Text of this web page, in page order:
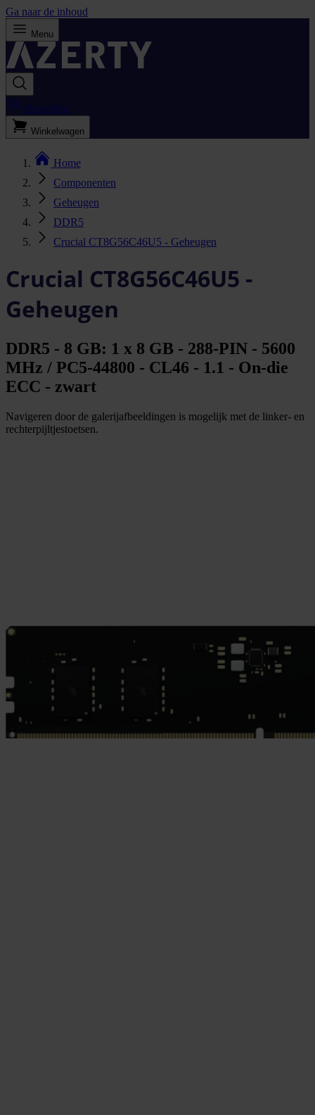
Ga naar de inhoud
Menu
Bestellijst
Winkelwagen
Home
Componenten
Geheugen
DDR5
Crucial CT8G56C46U5 - Geheugen
Crucial CT8G56C46U5 -
Geheugen
DDR5 - 8 GB: 1 x 8 GB - 288-PIN - 5600
MHz / PC5-44800 - CL46 - 1.1 - On-die
ECC - zwart
Navigeren door de galerijafbeeldingen is mogelijk met de linker- en
rechterpijltjestoetsen.